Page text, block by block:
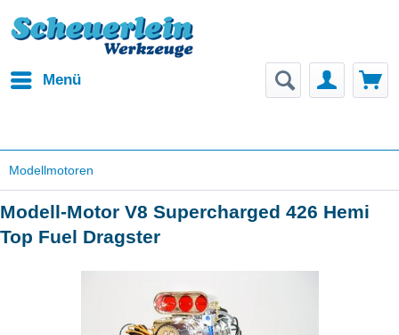
Menü
Modellmotoren
Modell-Motor V8 Supercharged 426 Hemi
Top Fuel Dragster